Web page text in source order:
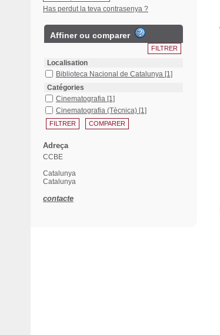
Has perdut la teva contrasenya ?
Affiner ou comparer
Localisation
Biblioteca Nacional de Catalunya [1]
Catégories
Cinematografia [1]
Cinematografia (Tècnica) [1]
Adreça
CCBE
Catalunya
Catalunya
contacte